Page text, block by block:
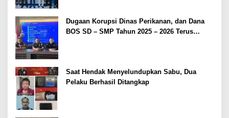
Dugaan Korupsi Dinas Perikanan, dan Dana
BOS SD – SMP Tahun 2025 – 2026 Terus
Saat Hendak Menyelundupkan Sabu, Dua
Pelaku Berhasil Ditangkap